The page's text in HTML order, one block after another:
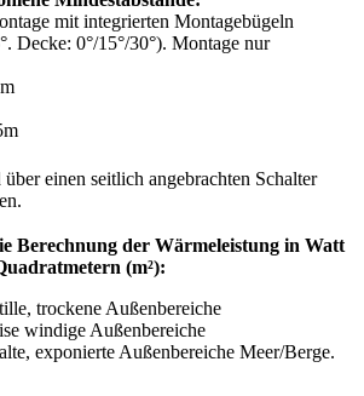
mit integrierten Montagebügeln
Decke: 0°/15°/30°). Montage nur
einen seitlich angebrachten Schalter
Berechnung der Wärmeleistung in Watt
(m²):
trockene Außenbereiche
windige Außenbereiche
exponierte Außenbereiche Meer/Berge.